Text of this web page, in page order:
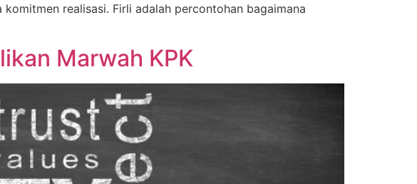
realisasi. Firli adalah percontohan bagaimana
Marwah KPK